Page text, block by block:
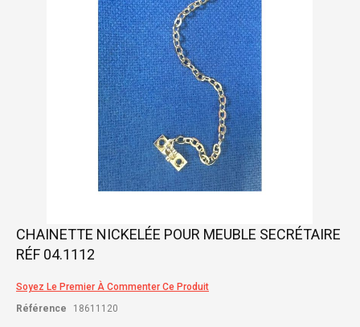
Skip
the
of
images
CHAINETTE NICKELÉE POUR MEUBLE SECRÉTAIRE
RÉF 04.1112
Soyez Le Premier À Commenter Ce Produit
Référence
18611120